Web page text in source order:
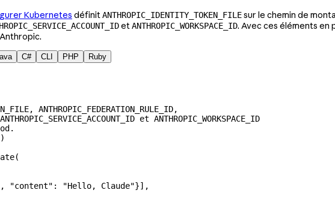
Kubernetes définitANTHROPIC_IDENTITY_TOKEN_FILEsur le chemin de
etANTHROPIC_WORKSPACE_ID. Avec ces éléments en
C# CLI PHP Ruby
ANTHROPIC_FEDERATION_RULE_ID,
et ANTHROPIC_WORKSPACE_ID
, "content" : "Hello, Claude"}],